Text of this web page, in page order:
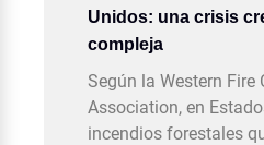
Unidos: una crisis
compleja
Según la Western Fire
Association, en
incendios forestales